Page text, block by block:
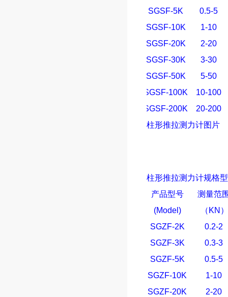
SGSF-5K
0.5-5
SGSF-10K
1-10
SGSF-20K
2-20
SGSF-30K
3-30
SGSF-50K
5-50
SGSF-100K
10-100
SGSF-200K
20-200
柱形推拉测力计图片
柱形推拉测力计规格
产品型号
(Model)
测量范
（ KN
SGZF-2K
0.2-2
SGZF-3K
0.3-3
SGZF-5K
0.5-5
SGZF-10K
1-10
SGZF-20K
2-20